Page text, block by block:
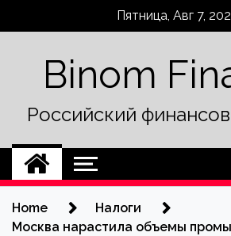
Пятница, Авг 7,
Binom
Российский
Home
Налоги
Москва нарастила объемы